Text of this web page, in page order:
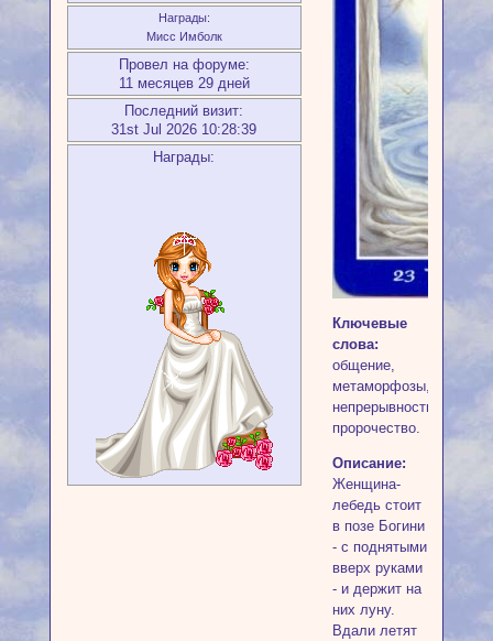
Награды:
Мисс Имболк
Провел на форуме:
11 месяцев 29 дней
Последний визит:
31st Jul 2026 10:28:39
Награды:
Ключевые
слова:
общение,
метаморфозы,
непрерывность,
пророчество.
Описание:
Женщина-
лебедь стоит
в позе Богини
- с поднятыми
вверх руками
- и держит на
них луну.
Вдали летят